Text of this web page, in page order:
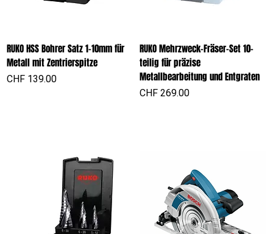
RUKO HSS Bohrer Satz 1-10mm für
Metall mit Zentrierspitze
Preis
CHF 139.00
RUKO Mehrzweck-Fräser-Set 10-
teilig für präzise
Metallbearbeitung und Entgraten
Preis
CHF 269.00